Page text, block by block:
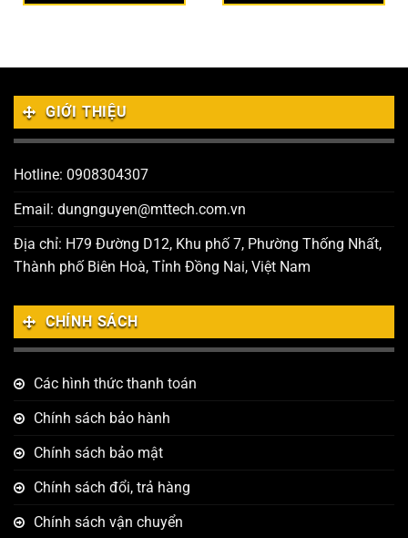
GIỚI THIỆU
Hotline: 0908304307
Email: dungnguyen@mttech.com.vn
Địa chỉ: H79 Đường D12, Khu phố 7, Phường Thống Nhất,
Thành phố Biên Hoà, Tỉnh Đồng Nai, Việt Nam
CHÍNH SÁCH
Các hình thức thanh toán
Chính sách bảo hành
Chính sách bảo mật
Chính sách đổi, trả hàng
Chính sách vận chuyển